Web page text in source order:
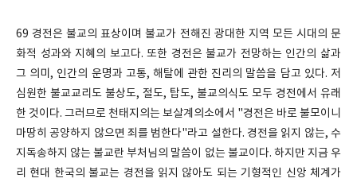
69 경전은 불교의 표상이며 불교가 전해진 광대한 지역 모든 시대의 문
화적 성과와 지혜의 보고다. 또한 경전은 불교가 전망하는 인간의 삶과
그 의미, 인간의 운명과 고통, 해탈에 관한 진리의 말씀을 담고 있다. 저
심원한 불교교리도 불상도, 절도, 탑도, 불교의식도 모두 경전에서 유래
한 것이다. 그러므로 천태지의는 보살계의소에서 "경전은 바로 불모이니
마땅히 공양하지 않으면 죄를 범한다"라고 설한다. 경전을 읽지 않는, 수
지독송하지 않는 불교란 부처님의 말씀이 없는 불교이다. 하지만 지금 우
리 현대 한국의 불교는 경전을 읽지 않아도 되는 기형적인 신앙 체계가